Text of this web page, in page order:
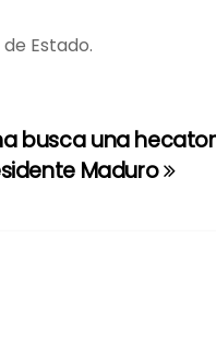
Estado.
busca una
Maduro